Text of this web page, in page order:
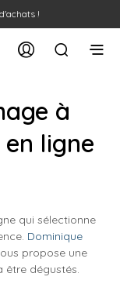
!
à
ligne
qui sélectionne
Dominique
propose une
être dégustés.